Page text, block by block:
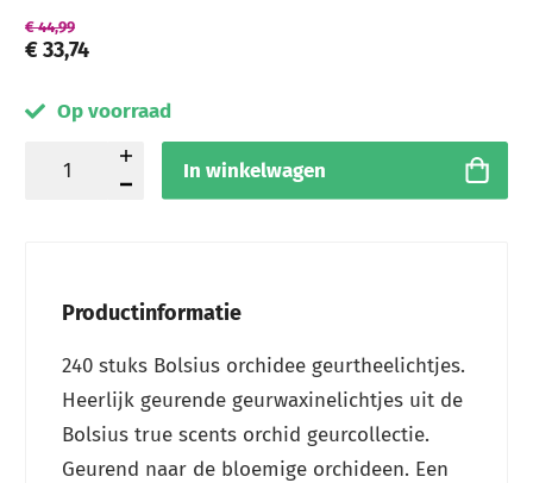
€ 33,74
€ 44,99
Op voorraad
In winkelwagen
Productinformatie
240 stuks Bolsius orchidee geurtheelichtjes.
Heerlijk geurende geurwaxinelichtjes uit de
Bolsius true scents orchid geurcollectie.
Geurend naar de bloemige orchideen. Een